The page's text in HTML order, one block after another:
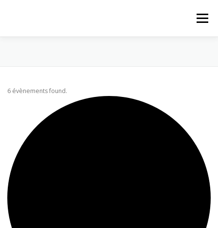
Menu
PAROISSE LE MAGASIN
CONTACT
6 évènements found.